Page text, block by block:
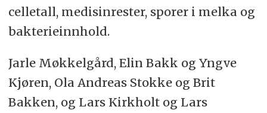
celletall, medisinrester, sporer i melka og
bakterieinnhold.
Jarle Møkkelgård, Elin Bakk og Yngve
Kjøren, Ola Andreas Stokke og Brit
Bakken, og Lars Kirkholt og Lars